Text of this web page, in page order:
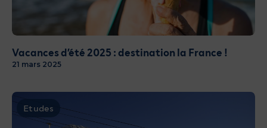
Vacances d’été 2025 : destination la France !
21 mars 2025
Etudes